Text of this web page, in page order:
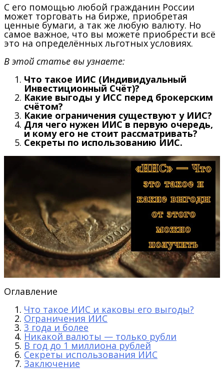
С его помощью любой гражданин России
может торговать на бирже, приобретая
ценные бумаги, а так же любую валюту. Но
самое важное, что вы можете приобрести всё
это на определённых льготных условиях.
В этой статье вы узнаете:
Что такое ИИС (Индивидуальный
Инвестиционный Счёт)?
Какие выгоды у ИСС перед брокерским
счётом?
Какие ограничения существуют у ИИС?
Для чего нужен ИИС в первую очередь,
и кому его не стоит рассматривать?
Секреты по использованию ИИС.
Оглавление
Что такое ИИС и каковы его выгоды?
Ограничения ИИС
3 года и более
Никакой валюты — только рубли
В год до 1 миллиона рублей
Секреты использования ИИС
Заключение